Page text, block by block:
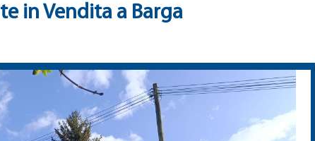
in Vendita a Barga